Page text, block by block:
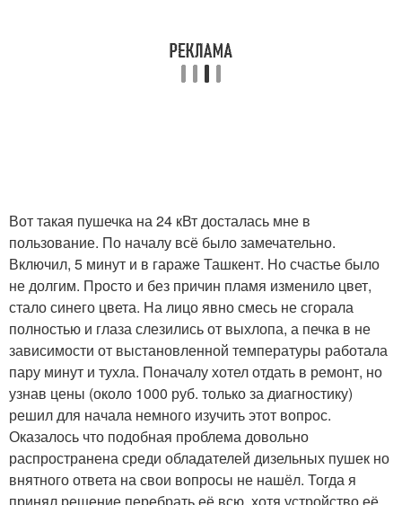
Вот такая пушечка на 24 кВт досталась мне в
пользование. По началу всё было замечательно.
Включил, 5 минут и в гараже Ташкент. Но счастье было
не долгим. Просто и без причин пламя изменило цвет,
стало синего цвета. На лицо явно смесь не сгорала
полностью и глаза слезились от выхлопа, а печка в не
зависимости от выстановленной температуры работала
пару минут и тухла. Поначалу хотел отдать в ремонт, но
узнав цены (около 1000 руб. только за диагностику)
решил для начала немного изучить этот вопрос.
Оказалось что подобная проблема довольно
распространена среди обладателей дизельных пушек но
внятного ответа на свои вопросы не нашёл. Тогда я
принял решение перебрать её всю, хотя устройство её